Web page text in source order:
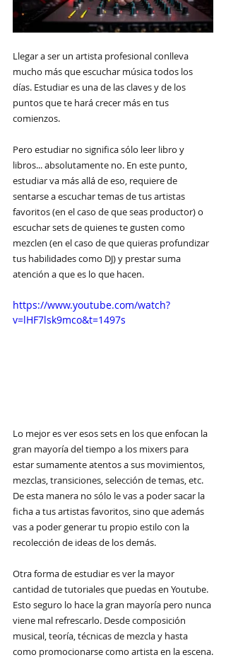
Llegar a ser un artista profesional conlleva
mucho más que escuchar música todos los
días. Estudiar es una de las claves y de los
puntos que te hará crecer más en tus
comienzos.
Pero estudiar no significa sólo leer libro y
libros... absolutamente no. En este punto,
estudiar va más allá de eso, requiere de
sentarse a escuchar temas de tus artistas
favoritos (en el caso de que seas productor) o
escuchar sets de quienes te gusten como
mezclen (en el caso de que quieras profundizar
tus habilidades como DJ) y prestar suma
atención a que es lo que hacen.
https://www.youtube.com/watch?
v=lHF7lsk9mco&t=1497s
Lo mejor es ver esos sets en los que enfocan la
gran mayoría del tiempo a los mixers para
estar sumamente atentos a sus movimientos,
mezclas, transiciones, selección de temas, etc.
De esta manera no sólo le vas a poder sacar la
ficha a tus artistas favoritos, sino que además
vas a poder generar tu propio estilo con la
recolección de ideas de los demás.
Otra forma de estudiar es ver la mayor
cantidad de tutoriales que puedas en Youtube.
Esto seguro lo hace la gran mayoría pero nunca
viene mal refrescarlo. Desde composición
musical, teoría, técnicas de mezcla y hasta
como promocionarse como artista en la escena.